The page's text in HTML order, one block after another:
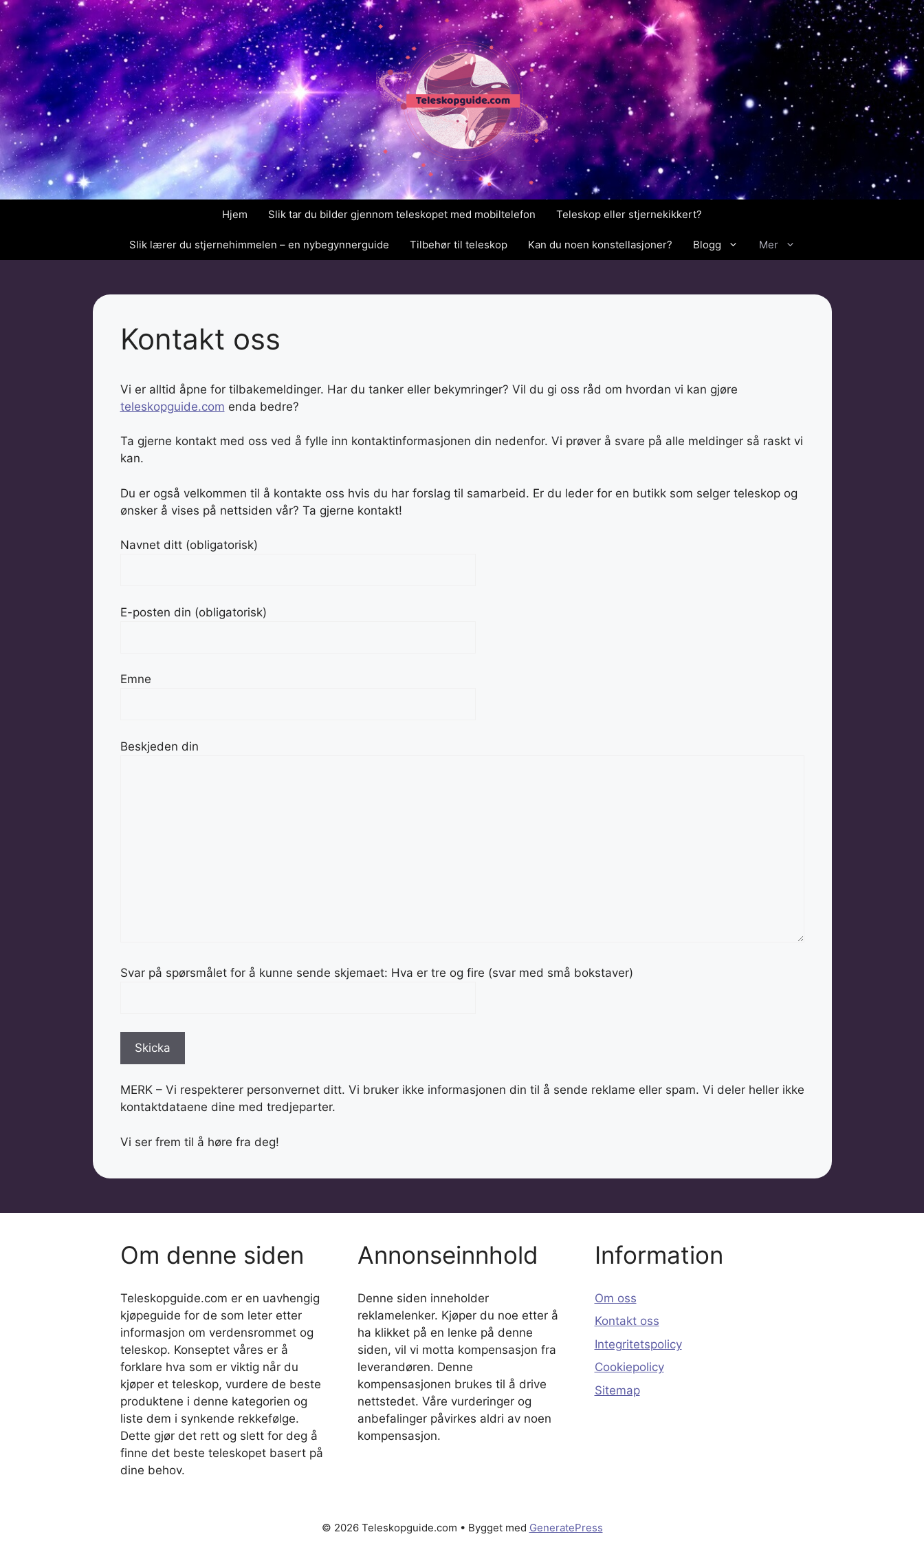
Hopp
innhold
Hjem Slik tar du bilder gjennom teleskopet med mobiltelefon Teleskop eller stjernekikkert?
Slik lærer du stjernehimmelen – en nybegynnerguide Tilbehør til teleskop Kan du noen konstellasjoner? Blogg Mer
Kontakt oss
Vi er alltid åpne for tilbakemeldinger. Har du tanker eller bekymringer? Vil du gi oss råd om hvordan vi kan gjøre
teleskopguide.com enda bedre?
Ta gjerne kontakt med oss ​​ved å fylle inn kontaktinformasjonen din nedenfor. Vi prøver å svare på alle meldinger så raskt vi
kan.
Du er også velkommen til å kontakte oss hvis du har forslag til samarbeid. Er du leder for en butikk som selger teleskop og
ønsker å vises på nettsiden vår? Ta gjerne kontakt!
Navnet ditt (obligatorisk)
E-posten din (obligatorisk)
Emne
Beskjeden din
Svar på spørsmålet for å kunne sende skjemaet: Hva er tre og fire (svar med små bokstaver)
MERK – Vi respekterer personvernet ditt. Vi bruker ikke informasjonen din til å sende reklame eller spam. Vi deler heller ikke
kontaktdataene dine med tredjeparter.
Vi ser frem til å høre fra deg!
Om denne siden
Teleskopguide.com er en uavhengig
kjøpeguide for de som leter etter
informasjon om verdensrommet og
teleskop. Konseptet våres er å
forklare hva som er viktig når du
kjøper et teleskop, vurdere de beste
produktene i denne kategorien og
liste dem i synkende rekkefølge.
Dette gjør det rett og slett for deg å
finne det beste teleskopet basert på
dine behov.
Annonseinnhold
Denne siden inneholder
reklamelenker. Kjøper du noe etter å
ha klikket på en lenke på denne
siden, vil vi motta kompensasjon fra
leverandøren. Denne
kompensasjonen brukes til å drive
nettstedet. Våre vurderinger og
anbefalinger påvirkes aldri av noen
kompensasjon.
Information
Om oss
Kontakt oss
Integritetspolicy
Cookiepolicy
Sitemap
© 2026 Teleskopguide.com • Bygget med GeneratePress